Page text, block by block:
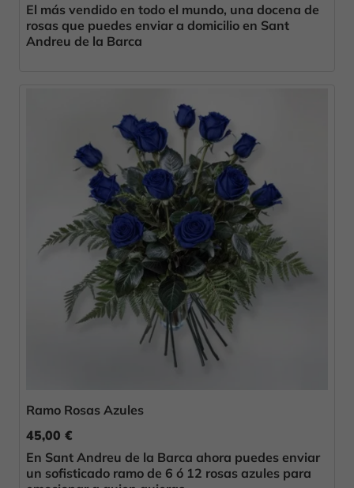
El más vendido en todo el mundo, una docena de
rosas que puedes enviar a domicilio en Sant
Andreu de la Barca
Ramo Rosas Azules
45,00 €
En Sant Andreu de la Barca ahora puedes enviar
un sofisticado ramo de 6 ó 12 rosas azules para